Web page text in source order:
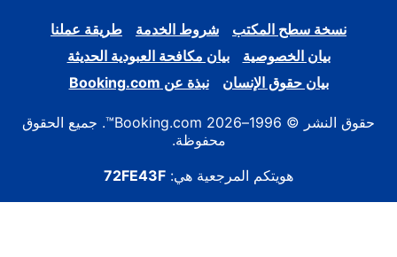
نسخة سطح المكتب شروط الخدمة
طريقة عملنا
بيان الخصوصية
بيان مكافحة العبودية الحديثة
بيان حقوق الإنسان
نبذة عن Booking.com
حقوق النشر © 1996–2026 Booking.com™. جميع الحقوق
محفوظة.
هويتكم المرجعية هي: 72FE43F